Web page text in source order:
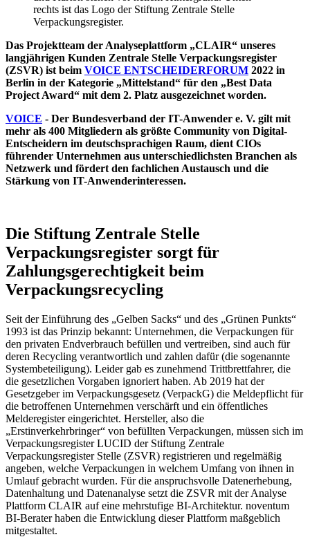
Das Projektteam der Analyseplattform „CLAIR“ unseres
langjährigen Kunden Zentrale Stelle Verpackungsregister
(ZSVR) ist beim VOICE ENTSCHEIDERFORUM 2022 in
Berlin in der Kategorie „Mittelstand“ für den „Best Data
Project Award“ mit dem 2. Platz ausgezeichnet worden.
VOICE - Der Bundesverband der IT-Anwender e. V. gilt mit
mehr als 400 Mitgliedern als größte Community von Digital-
Entscheidern im deutschsprachigen Raum, dient CIOs
führender Unternehmen aus unterschiedlichsten Branchen als
Netzwerk und fördert den fachlichen Austausch und die
Stärkung von IT-Anwenderinteressen.
Die Stiftung Zentrale Stelle
Verpackungsregister sorgt für
Zahlungsgerechtigkeit beim
Verpackungsrecycling
Seit der Einführung des „Gelben Sacks“ und des „Grünen Punkts“
1993 ist das Prinzip bekannt: Unternehmen, die Verpackungen für
den privaten Endverbrauch befüllen und vertreiben, sind auch für
deren Recycling verantwortlich und zahlen dafür (die sogenannte
Systembeteiligung). Leider gab es zunehmend Trittbrettfahrer, die
die gesetzlichen Vorgaben ignoriert haben. Ab 2019 hat der
Gesetzgeber im Verpackungsgesetz (VerpackG) die Meldepflicht für
die betroffenen Unternehmen verschärft und ein öffentliches
Melderegister eingerichtet. Hersteller, also die
„Erstinverkehrbringer“ von befüllten Verpackungen, müssen sich im
Verpackungsregister LUCID der Stiftung Zentrale
Verpackungsregister Stelle (ZSVR) registrieren und regelmäßig
angeben, welche Verpackungen in welchem Umfang von ihnen in
Umlauf gebracht wurden. Für die anspruchsvolle Datenerhebung,
Datenhaltung und Datenanalyse setzt die ZSVR mit der Analyse
Plattform CLAIR auf eine mehrstufige BI-Architektur. noventum
BI-Berater haben die Entwicklung dieser Plattform maßgeblich
mitgestaltet.